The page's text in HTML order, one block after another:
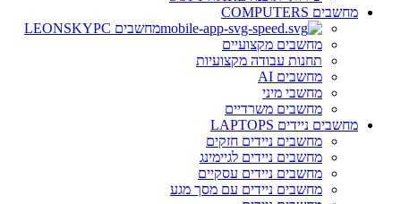
מחשבים COMPUTERS
מחשבים LEONSKYPC
מחשבים מקצועיים
תחנות עבודה מקצועיות
מחשבים AI
מחשבי מיני
מחשבים משרדיים
מחשבים ניידים LAPTOPS
מחשבים ניידים חזקים
מחשבים ניידים לגיימינג
מחשבים ניידים עסקיים
מחשבים ניידים עם מסך מגע